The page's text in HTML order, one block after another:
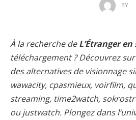
BY
À la recherche deL’Étranger
téléchargement ? Découvrez
des alternatives de visionnage
wawacity, cpasmieux, voirfilm,
streaming, time2watch,
ou justwatch. Plongez dans